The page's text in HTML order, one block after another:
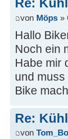
Re:
von Möps »
Hallo
Noch ein
Habe mir
und
Bike
Re:
von Tom_Bo